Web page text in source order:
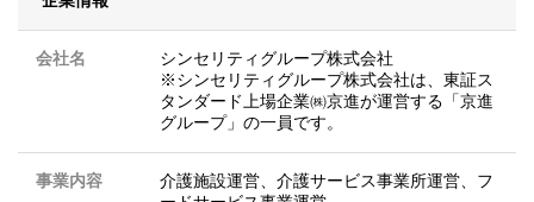
会社名
シンセリティグループ株式会社
※シンセリティグループ株式会社は、東証ス
タンダード上場企業㈱京進が運営する「京進
グループ」の一員です。
事業内容
介護施設運営、介護サービス事業所運営、フ